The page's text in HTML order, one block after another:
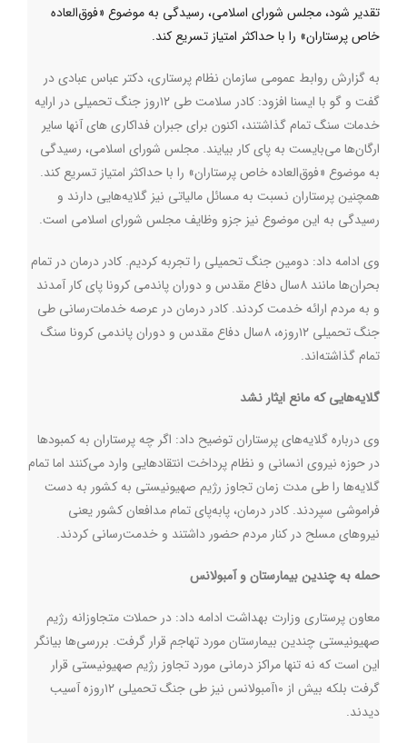
تقدیر شود، مجلس شورای اسلامی، رسیدگی به موضوع «فوق‌العاده
خاص پرستاران» را با حداکثر امتیاز تسریع کند.
به گزارش روابط عمومی سازمان نظام پرستاری، دکتر عباس عبادی در
گفت و گو با ایسنا افزود: کادر سلامت طی ۱۲روز جنگ تحمیلی در ارایه
خدمات سنگ تمام گذاشتند، اکنون برای جبران فداکاری های آنها سایر
ارگان‌ها می‌بایست به پای کار بیایند. مجلس شورای اسلامی، رسیدگی
به موضوع «فوق‌العاده خاص پرستاران» را با حداکثر امتیاز تسریع کند.
همچنین پرستاران نسبت به مسائل مالیاتی نیز گلایه‌هایی دارند و
رسیدگی به این موضوع نیز جزو وظایف مجلس شورای اسلامی است.
وی ادامه داد: دومین جنگ تحمیلی را تجربه کردیم. کادر درمان در تمام
بحران‌ها مانند ۸سال دفاع مقدس و دوران پاندمی کرونا پای کار آمدند
و به مردم ارائه خدمت کردند. کادر درمان در عرصه خدمات‌رسانی طی
جنگ تحمیلی ۱۲روزه، ۸سال دفاع مقدس و دوران پاندمی کرونا سنگ
تمام گذاشته‌اند.
گلایه‌هایی که مانع ایثار نشد
وی درباره گلایه‌های پرستاران توضیح داد: اگر چه پرستاران به کمبودها
در حوزه نیروی انسانی و نظام پرداخت انتقادهایی وارد می‌کنند اما تمام
گلایه‌ها را طی مدت زمان تجاوز رژیم صهیونیستی به کشور به دست
فراموشی سپردند. کادر درمان، پابه‌پای تمام مدافعان کشور یعنی
نیروهای مسلح در کنار مردم حضور داشتند و خدمت‌رسانی کردند.
حمله به چندین بیمارستان و آمبولانس
معاون پرستاری وزارت بهداشت ادامه داد: در حملات متجاوزانه رژیم
صهیونیستی چندین بیمارستان مورد تهاجم قرار گرفت. بررسی‌ها بیانگر
این است که نه تنها مراکز درمانی مورد تجاوز رژیم صهیونیستی قرار
گرفت بلکه بیش از ۱۰آمبولانس نیز طی جنگ تحمیلی ۱۲روزه آسیب
دیدند.